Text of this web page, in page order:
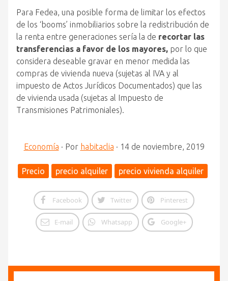
Para Fedea, una posible forma de limitar los efectos
de los ‘booms’ inmobiliarios sobre la redistribución de
la renta entre generaciones sería la de recortar las
transferencias a favor de los mayores, por lo que
considera deseable gravar en menor medida las
compras de vivienda nueva (sujetas al IVA y al
impuesto de Actos Jurídicos Documentados) que las
de vivienda usada (sujetas al Impuesto de
Transmisiones Patrimoniales).
Economía · Por habitaclia · 14 de noviembre, 2019
Precio precio alquiler precio vivienda alquiler
Facebook Twitter Pinterest
E-mail Whatsapp Google+